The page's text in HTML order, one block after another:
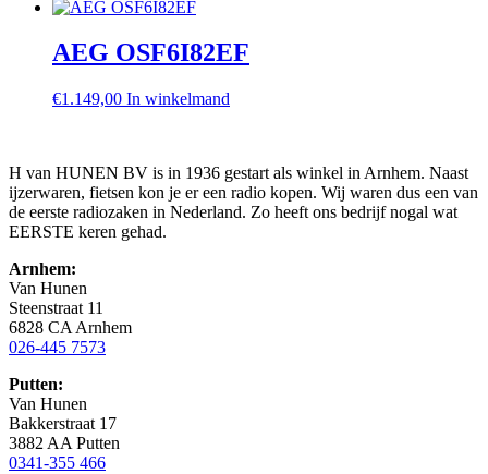
AEG OSF6I82EF
€1.149,00 In winkelmand
H van HUNEN BV is in 1936 gestart als winkel in Arnhem. Naast
ijzerwaren, fietsen kon je er een radio kopen. Wij waren dus een van
de eerste radiozaken in Nederland. Zo heeft ons bedrijf nogal wat
EERSTE keren gehad.
Arnhem:
Van Hunen
Steenstraat 11
6828 CA Arnhem
026-445 7573
Putten:
Van Hunen
Bakkerstraat 17
3882 AA Putten
0341-355 466